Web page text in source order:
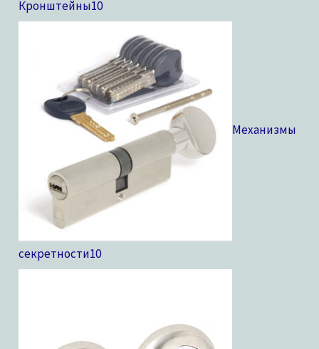
Кронштейны10
Механизмы
секретности10